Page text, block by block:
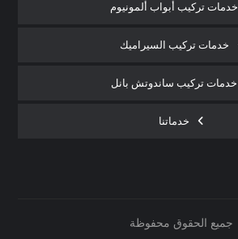
خدمات تركيب أبواب ألمونيوم
خدمات تركيب السيراميك
خدمات تركيب ساندوتش بانل
خدماتنا
جميع الحقوق محفوظة